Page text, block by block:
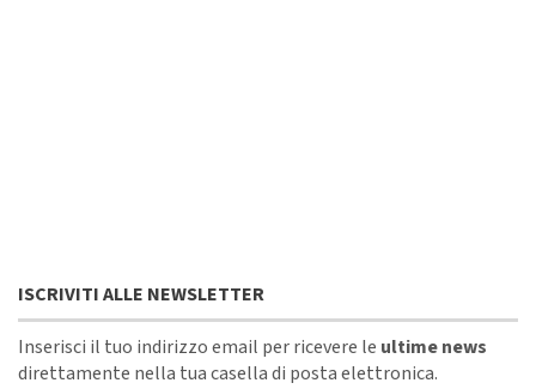
ISCRIVITI ALLE NEWSLETTER
Inserisci il tuo indirizzo email per ricevere le ultime news
direttamente nella tua casella di posta elettronica.